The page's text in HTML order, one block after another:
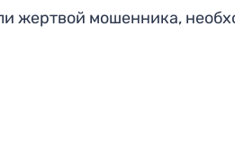
жертвой мошенника,